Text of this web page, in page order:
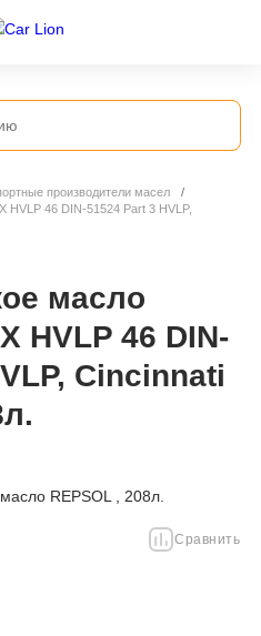
производители масел
HVLP 46 DIN-51524 Part 3 HVLP,
масло
HVLP 46 DIN-
Cincinnati
Сравнить